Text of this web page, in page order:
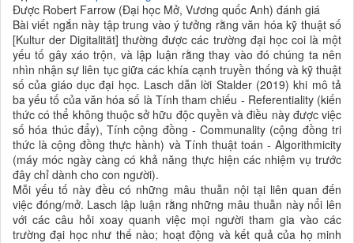
Được Robert Farrow (Đại học Mở, Vương quốc Anh) đánh giá
Bài viết ngắn này tập trung vào ý tưởng rằng văn hóa kỹ thuật số
[Kultur der Digitalität] thường được các trường đại học coi là một
yếu tố gây xáo trộn, và lập luận rằng thay vào đó chúng ta nên
nhìn nhận sự liên tục giữa các khía cạnh truyền thống và kỹ thuật
số của giáo dục đại học. Lasch dẫn lời Stalder (2019) khi mô tả
ba yếu tố của văn hóa số là Tính tham chiếu - Referentiality (kiến
thức có thể không thuộc sở hữu độc quyền và điều này được việc
số hóa thúc đẩy), Tính cộng đồng - Communality (cộng đồng tri
thức là cộng đồng thực hành) và Tính thuật toán - Algorithmicity
(máy móc ngày càng có khả năng thực hiện các nhiệm vụ trước
đây chỉ dành cho con người).
Mỗi yếu tố này đều có những mâu thuẫn nội tại liên quan đến
việc đóng/mở. Lasch lập luận rằng những mâu thuẫn này nổi lên
với các câu hỏi xoay quanh việc mọi người tham gia vào các
trường đại học như thế nào; hoạt động và kết quả của họ minh